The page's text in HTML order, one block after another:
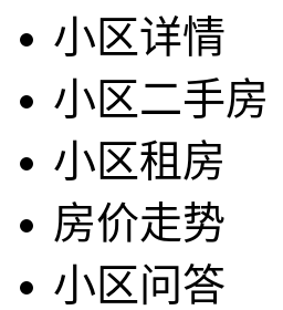
小区详情
小区二手房
小区租房
房价走势
小区问答